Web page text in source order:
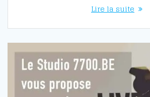
Lire la suite